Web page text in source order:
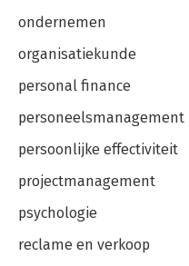
ondernemen
organisatiekunde
personal finance
personeelsmanagement
persoonlijke effectiviteit
projectmanagement
psychologie
reclame en verkoop